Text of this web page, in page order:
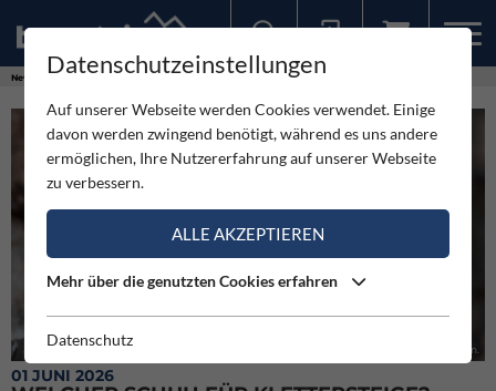
News
Welcher Schuh für Klettersteige? - Auf Klammern stabilen Halt geben.
01 JUNI 2026
Datenschutzeinstellungen
Auf unserer Webseite werden Cookies verwendet. Einige
davon werden zwingend benötigt, während es uns andere
ermöglichen, Ihre Nutzererfahrung auf unserer Webseite
zu verbessern.
ALLE AKZEPTIEREN
Mehr über die genutzten Cookies erfahren
Datenschutz